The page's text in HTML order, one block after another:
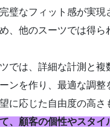
璧なフィット感が実現
、他のスーツでは得ら
では、詳細な計測と複
ンを作り、最適な調整
に応じた自由度の高さ
、顧客の個性やスタ